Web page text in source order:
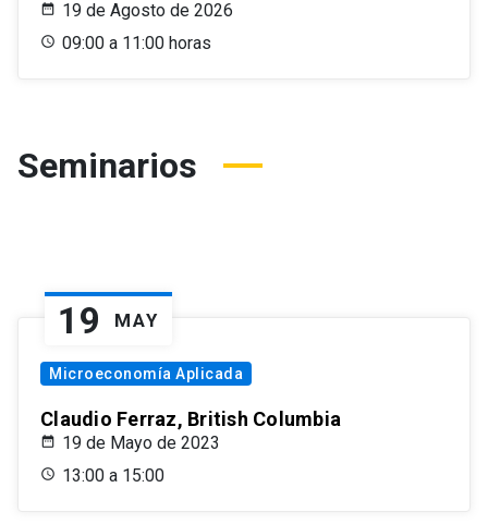
19 de Agosto de 2026
09:00 a 11:00 horas
Seminarios
19 MAY
Microeconomía Aplicada
Claudio Ferraz, British Columbia
19 de Mayo de 2023
13:00 a 15:00